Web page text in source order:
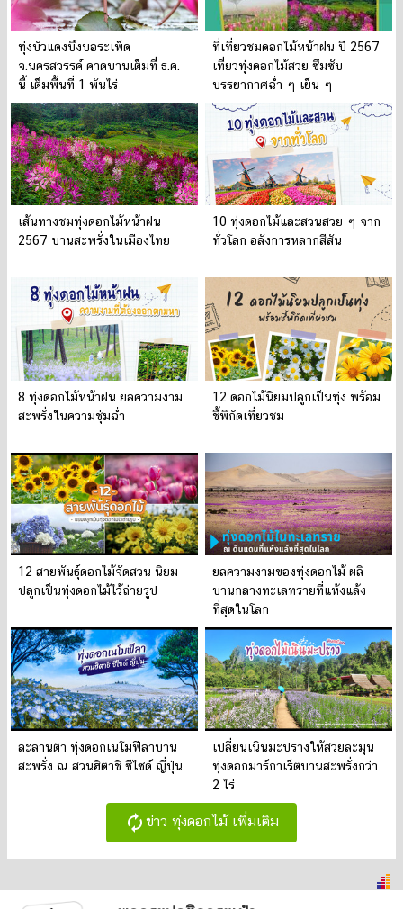
ทุ่งบัวแดงบึงบอระเพ็ด
จ.นครสวรรค์ คาดบานเต็มที่ ธ.ค.
นี้ เต็มพื้นที่ 1 พันไร่
ที่เที่ยวชมดอกไม้หน้าฝน ปี 2567
เที่ยวทุ่งดอกไม้สวย ซึมซับ
บรรยากาศฉ่ำ ๆ เย็น ๆ
เส้นทางชมทุ่งดอกไม้หน้าฝน
2567 บานสะพรั่งในเมืองไทย
10 ทุ่งดอกไม้และสวนสวย ๆ จาก
ทั่วโลก อลังการหลากสีสัน
8 ทุ่งดอกไม้หน้าฝน ยลความงาม
สะพรั่งในความชุ่มฉ่ำ
12 ดอกไม้นิยมปลูกเป็นทุ่ง พร้อม
ชี้พิกัดเที่ยวชม
12 สายพันธุ์ดอกไม้จัดสวน นิยม
ปลูกเป็นทุ่งดอกไม้ไว้ถ่ายรูป
ยลความงามของทุ่งดอกไม้ ผลิ
บานกลางทะเลทรายที่แห้งแล้ง
ที่สุดในโลก
ละลานตา ทุ่งดอกเนโมฟีลาบาน
สะพรั่ง ณ สวนฮิตาชิ ซีไซด์ ญี่ปุ่น
เปลี่ยนเนินมะปรางให้สวยละมุน
ทุ่งดอกมาร์กาเร็ตบานสะพรั่งกว่า
2 ไร่
autorenew ข่าว ทุ่งดอกไม้ เพิ่มเติม